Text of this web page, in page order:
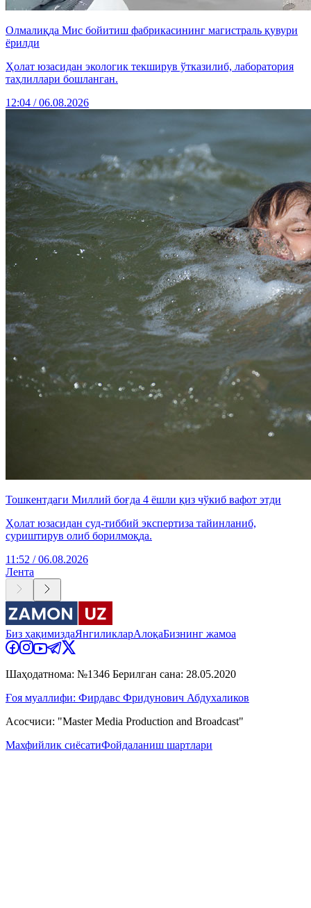
Олмалиқда Мис бойитиш фабрикасининг магистраль қувури
ёрилди
Ҳолат юзасидан экологик текширув ўтказилиб, лаборатория
таҳлиллари бошланган.
12:04 / 06.08.2026
Тошкентдаги Миллий боғда 4 ёшли қиз чўкиб вафот этди
Ҳолат юзасидан суд-тиббий экспертиза тайинланиб,
суриштирув олиб борилмоқда.
11:52 / 06.08.2026
Лента
Биз ҳақимиздаЯнгиликларАлоқаБизнинг жамоа
Шаҳодатнома: №1346 Берилган сана: 28.05.2020
Ғоя муаллифи: Фирдавс Фридунович Абдухаликов
Асосчиси: "Master Media Production and Broadcast"
Махфийлик сиёсатиФойдаланиш шартлари